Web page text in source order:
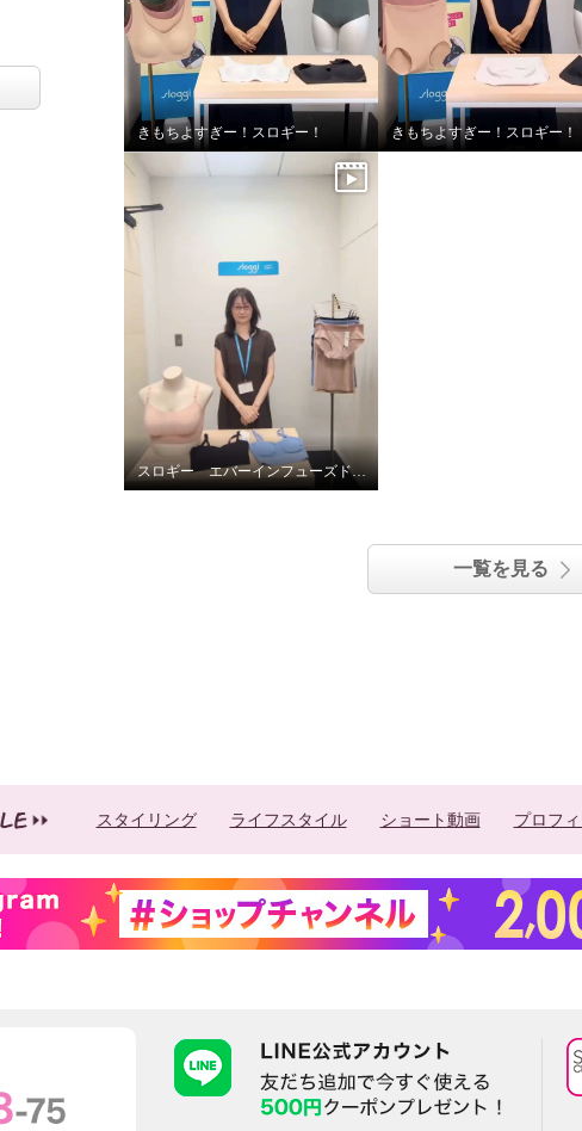
きもちよすぎー！スロギー！ きもちよすぎー！スロギー！
スロギー エバーインフューズド成型シリーズ
一覧を見る
スタイリング ライフスタイル ショート動画 プロフ